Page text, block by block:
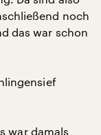
noch
das war schon
war damals